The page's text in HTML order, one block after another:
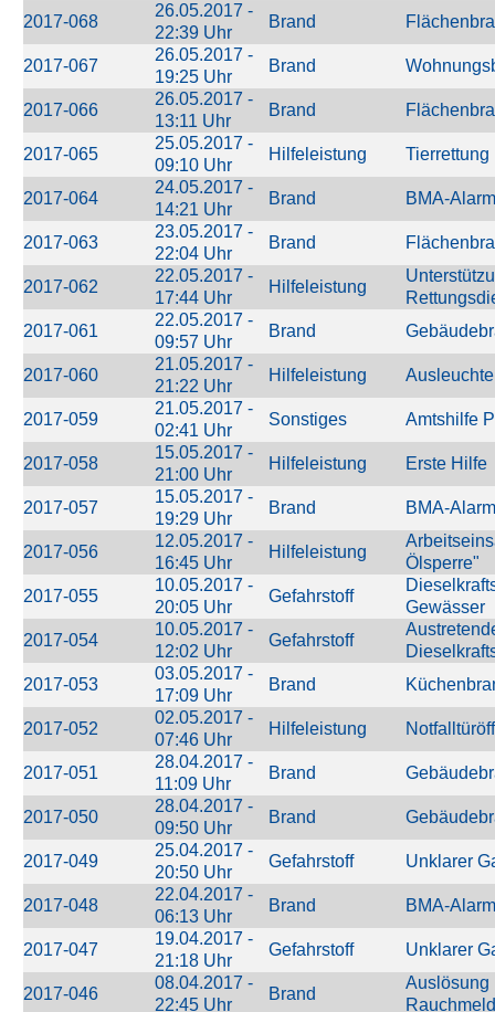
2017-068
26.05.2017 -
22:39 Uhr
Brand
2017-067
26.05.2017 -
19:25 Uhr
Brand
2017-066
26.05.2017 -
13:11 Uhr
Brand
2017-065
25.05.2017 -
09:10 Uhr
Hilfeleistung Tierrettung
2017-064
24.05.2017 -
14:21 Uhr
Brand BMA-
2017-063
23.05.2017 -
22:04 Uhr
Brand
2017-062
22.05.2017 -
17:44 Uhr
Hilfeleistung
2017-061
22.05.2017 -
09:57 Uhr
Brand
2017-060
21.05.2017 -
21:22 Uhr
Hilfeleistung
2017-059
21.05.2017 -
02:41 Uhr
Sonstiges Amtshilfe
2017-058
15.05.2017 -
21:00 Uhr
Hilfeleistung Erste Hilfe
2017-057
15.05.2017 -
19:29 Uhr
Brand BMA-
2017-056
12.05.2017 -
16:45 Uhr
Hilfeleistung
Ölsperre"
2017-055
10.05.2017 -
20:05 Uhr
Gefahrstoff
Gewässer
2017-054
10.05.2017 -
12:02 Uhr
Gefahrstoff
2017-053
03.05.2017 -
17:09 Uhr
Brand
2017-052
02.05.2017 -
07:46 Uhr
Hilfeleistung
2017-051
28.04.2017 -
11:09 Uhr
Brand
2017-050
28.04.2017 -
09:50 Uhr
Brand
2017-049
25.04.2017 -
20:50 Uhr
Gefahrstoff Unklarer
2017-048
22.04.2017 -
06:13 Uhr
Brand BMA-
2017-047
19.04.2017 -
21:18 Uhr
Gefahrstoff Unklarer
2017-046
08.04.2017 -
22:45 Uhr
Brand
Auslösung